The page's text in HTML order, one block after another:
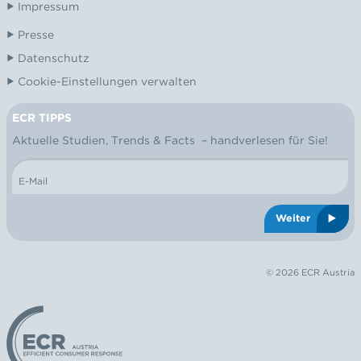
Impressum
Presse
Datenschutz
Cookie-Einstellungen verwalten
NEWSLETTER
ECR TIPPS
Aktuelle Studien, Trends & Facts – handverlesen für Sie!
E-Mail
Weiter
© 2026 ECR Austria
Logo: ECR Austria